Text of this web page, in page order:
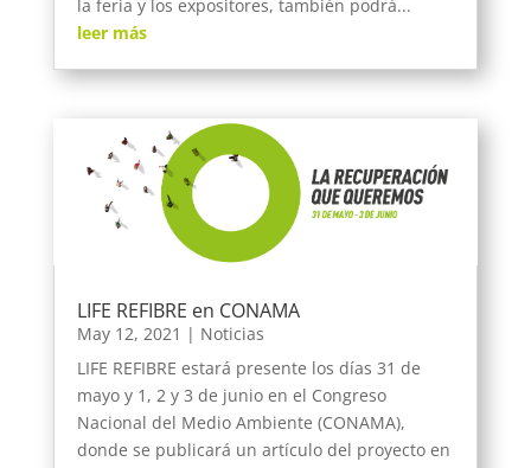
la feria y los expositores, también podrá...
leer más
LIFE REFIBRE en CONAMA
May 12, 2021 | Noticias
LIFE REFIBRE estará presente los días 31 de
mayo y 1, 2 y 3 de junio en el Congreso
Nacional del Medio Ambiente (CONAMA),
donde se publicará un artículo del proyecto en